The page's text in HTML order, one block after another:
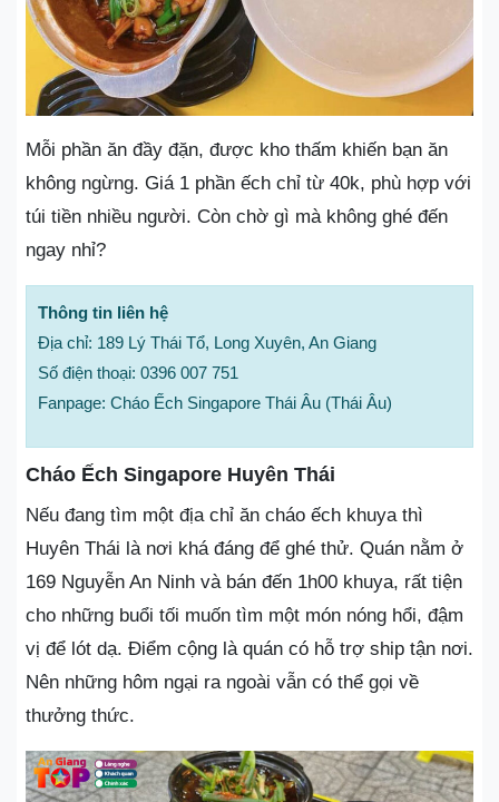
Mỗi phần ăn đầy đặn, được kho thấm khiến bạn ăn
không ngừng. Giá 1 phần ếch chỉ từ 40k, phù hợp với
túi tiền nhiều người. Còn chờ gì mà không ghé đến
ngay nhỉ?
Thông tin liên hệ
Địa chỉ: 189 Lý Thái Tổ, Long Xuyên, An Giang
Số điện thoại: 0396 007 751
Fanpage: Cháo Ếch Singapore Thái Âu (Thái Âu)
Cháo Ếch Singapore Huyên Thái
Nếu đang tìm một địa chỉ ăn cháo ếch khuya thì
Huyên Thái là nơi khá đáng để ghé thử. Quán nằm ở
169 Nguyễn An Ninh và bán đến 1h00 khuya, rất tiện
cho những buổi tối muốn tìm một món nóng hổi, đậm
vị để lót dạ. Điểm cộng là quán có hỗ trợ ship tận nơi.
Nên những hôm ngại ra ngoài vẫn có thể gọi về
thưởng thức.